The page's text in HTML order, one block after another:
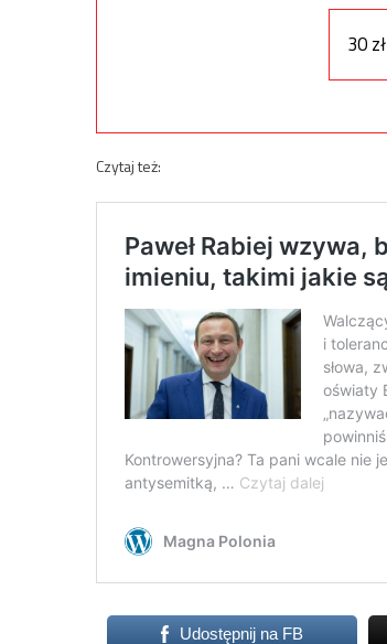
30 zł
Czytaj też:
Udostępnij na FB